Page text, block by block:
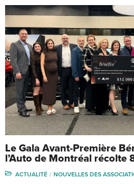
Le Gala Avant-Première
l’Auto de Montréal récolte
ACTUALITÉ NOUVELLES DES